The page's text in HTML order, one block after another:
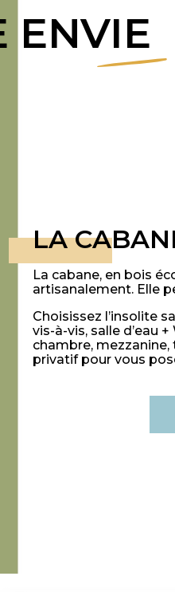
ENVIE
LA
La cabane, en bois
artisanalement. Elle
Choisissez l’insolite
vis-à-vis, salle d’eau
chambre,
privatif pour vous